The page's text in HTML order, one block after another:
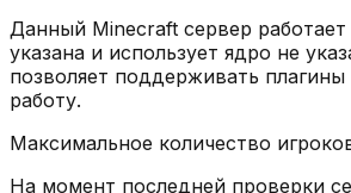
Данный Minecraft сервер
указана и использует ядро не
позволяет поддерживать
работу.
Максимальное количество
На момент последней проверки